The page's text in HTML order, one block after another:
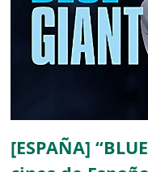
[ESPAÑA]